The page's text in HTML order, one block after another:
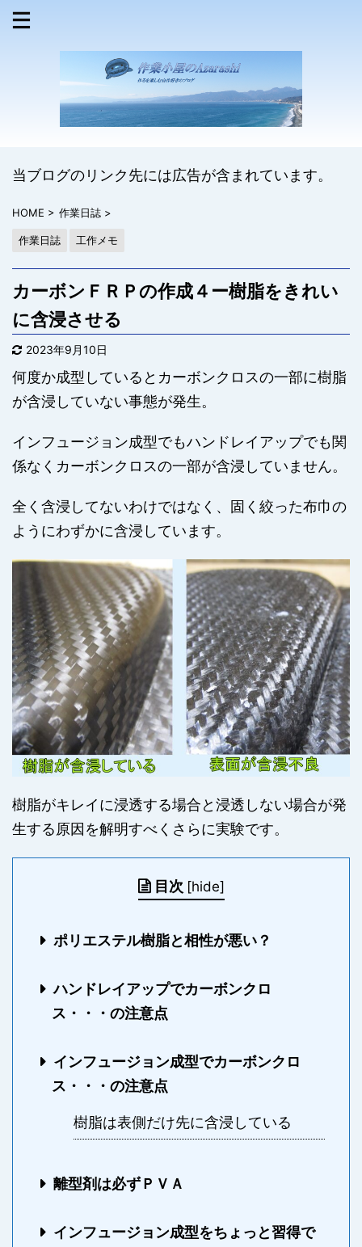
当ブログのリンク先には広告が含まれています。
HOME > 作業日誌 >
作業日誌 工作メモ
カーボンＦＲＰの作成４ー樹脂をきれい
に含浸させる
2023年9月10日
何度か成型しているとカーボンクロスの一部に樹脂
が含浸していない事態が発生。
インフュージョン成型でもハンドレイアップでも関
係なくカーボンクロスの一部が含浸していません。
全く含浸してないわけではなく、固く絞った布巾の
ようにわずかに含浸しています。
樹脂がキレイに浸透する場合と浸透しない場合が発
生する原因を解明すべくさらに実験です。
目次 [hide]
ポリエステル樹脂と相性が悪い？
ハンドレイアップでカーボンクロ
ス・・・の注意点
インフュージョン成型でカーボンクロ
ス・・・の注意点
樹脂は表側だけ先に含浸している
離型剤は必ずＰＶＡ
インフュージョン成型をちょっと習得で